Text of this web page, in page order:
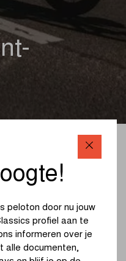
de Menenpoort in
je te verwelkomen
op de
Hou er wel rekening mee
zullen
peloton door nu jouw
profiel aan te
informeren over je
alle documenten,